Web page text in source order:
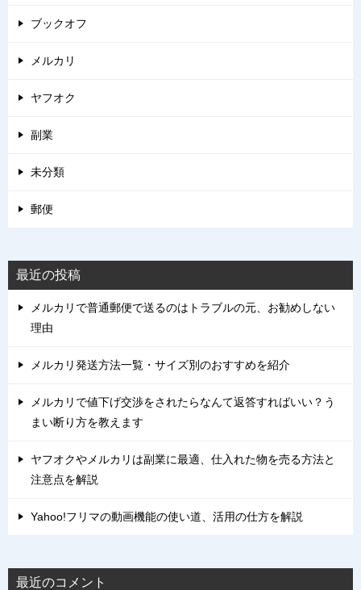
ブックオフ
メルカリ
ヤフオク
副業
未分類
郵便
最近の投稿
メルカリで普通郵便で送るのはトラブルの元、お勧めしない
理由
メルカリ発送方法一覧・サイズ別のおすすめを紹介
メルカリで値下げ交渉をされたらなんて返答すればいい？う
まい断り方を教えます
ヤフオクやメルカリは副業に最適、仕入れた物を売る方法と
注意点を解説
Yahoo!フリマの動画機能の使い道、活用の仕方を解説
最近のコメント